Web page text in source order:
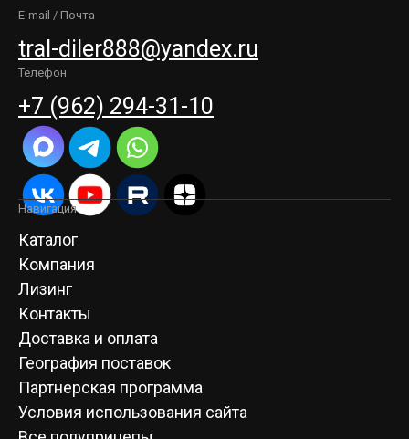
E-mail / Почта
tral-diler888@yandex.ru
Телефон
+7 (962) 294-31-10
Навигация
Каталог
Компания
Лизинг
Контакты
Доставка и оплата
География поставок
Партнерская программа
Условия использования сайта